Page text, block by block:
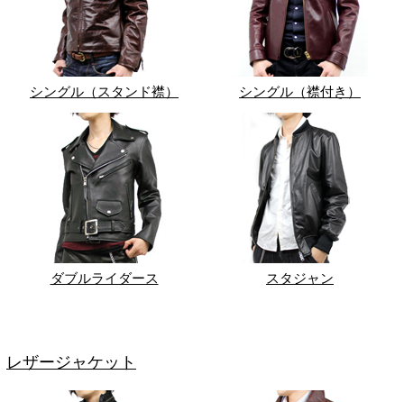
シングル（スタンド襟） シングル（襟付き）
ダブルライダース スタジャン
レザージャケット